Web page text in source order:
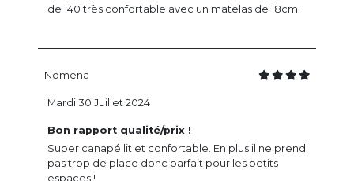
de 140 très confortable avec un matelas de 18cm.
Nomena
Bon rapport qualité/prix !
Super canapé lit et confortable. En plus il ne prend
pas trop de place donc parfait pour les petits
espaces !
Mardi 30 Juillet 2024